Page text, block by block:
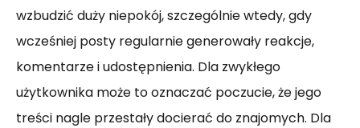
wzbudzić duży niepokój, szczególnie wtedy, gdy
wcześniej posty regularnie generowały reakcje,
komentarze i udostępnienia. Dla zwykłego
użytkownika może to oznaczać poczucie, że jego
treści nagle przestały docierać do znajomych. Dla